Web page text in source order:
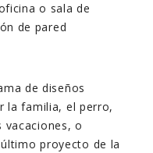
o sala de
de pared
de diseños
la familia, el perro,
o
proyecto de la